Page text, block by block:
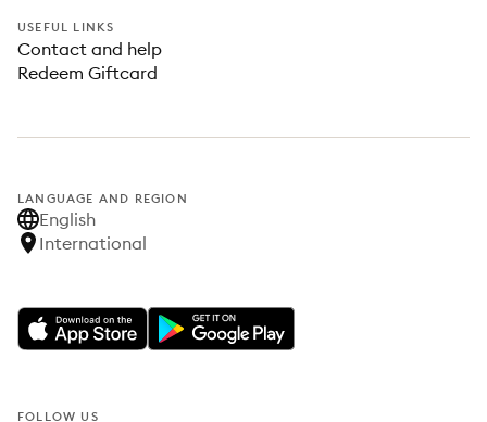
USEFUL LINKS
Contact and help
Redeem Giftcard
LANGUAGE AND REGION
English
International
FOLLOW US